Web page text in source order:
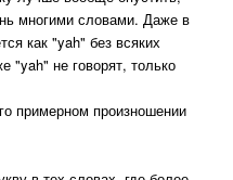
многими словами. Даже в
как "yah" без всяких
"yah" не говорят, только
примерном произношении